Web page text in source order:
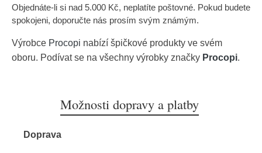
Objednáte-li si nad 5.000 Kč, neplatíte poštovné. Pokud budete
spokojeni, doporučte nás prosím svým známým.
Výrobce Procopi nabízí špičkové produkty ve svém
oboru. Podívat se na všechny výrobky značky Procopi.
Možnosti dopravy a platby
Doprava